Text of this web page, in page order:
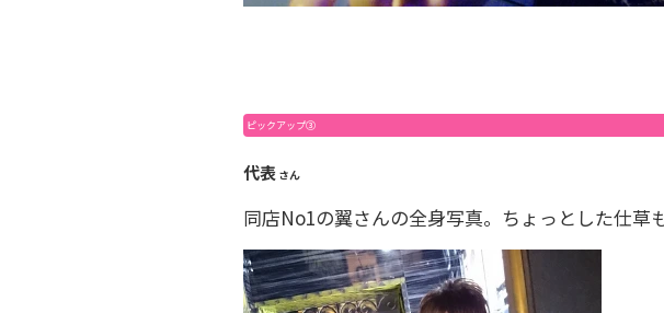
ピックアップ③
代表 さん
同店No1の翼さんの全身写真。ちょっとした仕草